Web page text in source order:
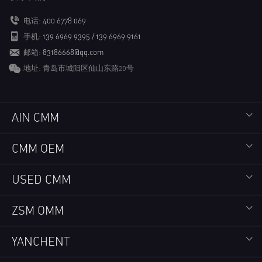
电话: 400 6778 069
手机: 139 6969 9395 / 139 6969 9161
邮箱: 83186668@qq.com
地址: 青岛市城阳区仙山东路20号
AIN CMM
CMM OEM
USED CMM
ZSM OMM
YANCHENT